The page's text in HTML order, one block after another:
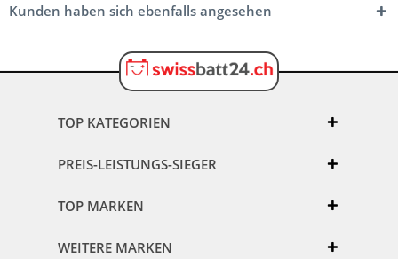
Kunden haben sich ebenfalls angesehen
TOP KATEGORIEN
PREIS-LEISTUNGS-SIEGER
TOP MARKEN
WEITERE MARKEN